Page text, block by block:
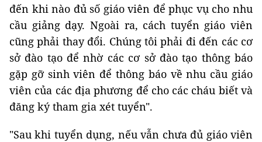
đến khi nào đủ số giáo viên để phục vụ cho nhu
cầu giảng dạy. Ngoài ra, cách tuyển giáo viên
cũng phải thay đổi. Chúng tôi phải đi đến các cơ
sở đào tạo để nhờ các cơ sở đào tạo thông báo
gặp gỡ sinh viên để thông báo về nhu cầu giáo
viên của các địa phương để cho các cháu biết và
đăng ký tham gia xét tuyển".
"Sau khi tuyển dụng, nếu vẫn chưa đủ giáo viên